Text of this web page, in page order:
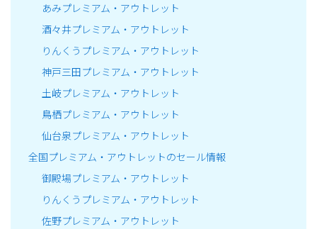
あみプレミアム・アウトレット
酒々井プレミアム・アウトレット
りんくうプレミアム・アウトレット
神戸三田プレミアム・アウトレット
土岐プレミアム・アウトレット
鳥栖プレミアム・アウトレット
仙台泉プレミアム・アウトレット
全国プレミアム・アウトレットのセール情報
御殿場プレミアム・アウトレット
りんくうプレミアム・アウトレット
佐野プレミアム・アウトレット